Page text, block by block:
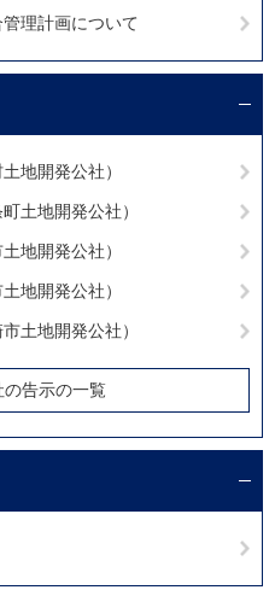
理計画について
地開発公社）
土地開発公社）
地開発公社）
地開発公社）
土地開発公社）
の告示の一覧